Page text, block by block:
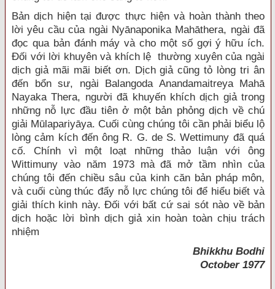
Bản dịch hiện tại được thực hiện và hoàn thành theo
lời yêu cầu của ngài Nyānaponika Mahāthera, ngài đã
đọc qua bản đánh máy và cho một số gợi ý hữu ích.
Đối với lời khuyên và khích lệ thường xuyên của ngài
dịch giả mãi mãi biết ơn. Dịch giả cũng tỏ lòng tri ân
đến bổn sư, ngài Balangoda Anandamaitreya Mahā
Nayaka Thera, người đã khuyến khích dịch giả trong
những nỗ lực đầu tiên ở một bản phỏng dịch về chú
giải Mūlapariyāya. Cuối cùng chúng tôi cần phải biểu lộ
lòng cảm kích đến ông R. G. de S. Wettimuny đã quá
cố. Chính vì một loạt những thảo luận với ông
Wittimuny vào năm 1973 mà đã mở tầm nhìn của
chúng tôi đến chiều sâu của kinh căn bản pháp môn,
và cuối cùng thúc đẩy nỗ lực chúng tôi để hiểu biết và
giải thích kinh này. Đối với bất cứ sai sót nào về bản
dịch hoặc lời bình dịch giả xin hoàn toàn chịu trách
nhiệm
Bhikkhu Bodhi
October 1977